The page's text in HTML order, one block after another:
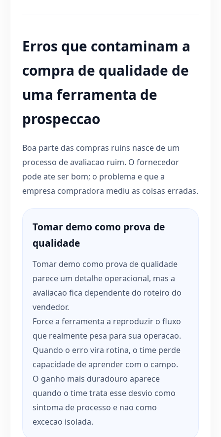
Erros que contaminam a
compra de qualidade de
uma ferramenta de
prospeccao
Boa parte das compras ruins nasce de um
processo de avaliacao ruim. O fornecedor
pode ate ser bom; o problema e que a
empresa compradora mediu as coisas erradas.
Tomar demo como prova de
qualidade
Tomar demo como prova de qualidade
parece um detalhe operacional, mas a
avaliacao fica dependente do roteiro do
vendedor.
Force a ferramenta a reproduzir o fluxo
que realmente pesa para sua operacao.
Quando o erro vira rotina, o time perde
capacidade de aprender com o campo.
O ganho mais duradouro aparece
quando o time trata esse desvio como
sintoma de processo e nao como
excecao isolada.